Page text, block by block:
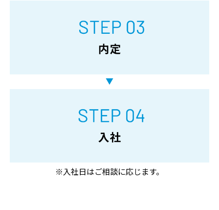
※入社日はご相談に応じます。